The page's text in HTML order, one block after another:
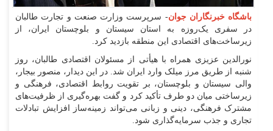
باشگاه خبرنگاران جوان- سرپرست وزارت صنعت و تجارت طالبان
در سفری یک‌روزه به استان سیستان و بلوچستان ایران، از
زیرساخت‌های اقتصادی این منطقه بازدید کرد.
نورالدین عزیزی همراه با هیأتی از مسئولان اقتصادی طالبان، روز
شنبه از طریق مرز میلک وارد ایران شد. در این دیدار، منصور بیجار،
والی سیستان و بلوچستان، بر تقویت روابط اقتصادی، فرهنگی و
زیرساختی میان دو طرف تأکید کرد و گفت بهره‌گیری از ظرفیت‌های
مشترک فرهنگی، دینی و زبانی می‌تواند زمینه‌ساز افزایش تبادلات
تجاری و جذب سرمایه‌گذاری شود.